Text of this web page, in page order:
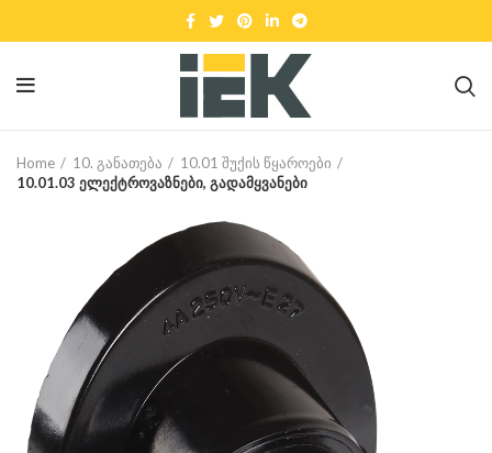
Home 10. განათება
10.01 შუქის წყაროები
10.01.03 ელექტროვაზნები, გადამყვანები